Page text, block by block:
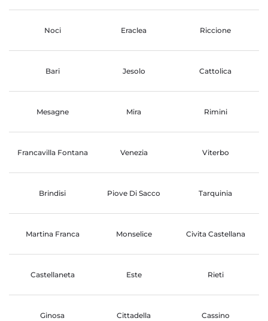
Noci Eraclea Riccione
Bari Jesolo Cattolica
Mesagne Mira Rimini
Francavilla Fontana Venezia Viterbo
Brindisi Piove Di Sacco Tarquinia
Martina Franca Monselice Civita Castellana
Castellaneta Este Rieti
Ginosa Cittadella Cassino